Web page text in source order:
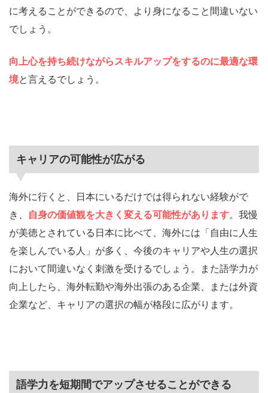
に考えることができるので、より身になること間違いない
でしょう。
向上心を持ち続けながらスキルアップをするのに最適な環
境と言えるでしょう。
キャリアの可能性が広がる
海外に行くと、日本にいるだけでは得られない経験がで
き、 自身の価値観を大きく変える可能性があります。我慢
が美徳とされている日本に比べて、海外には「自由に人生
を楽しんでいる人」が多く、今後のキャリアや人生の選択
において間違いなく刺激を受けるでしょう。また語学力が
向上したら、海外転勤や海外出張のある企業、または外資
企業など、キャリアの選択の幅が格段に広がります。
語学力を短期間でアップさせることができる